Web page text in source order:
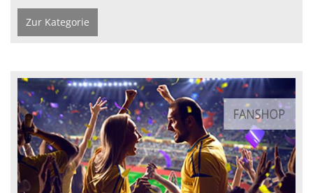
Zur Kategorie